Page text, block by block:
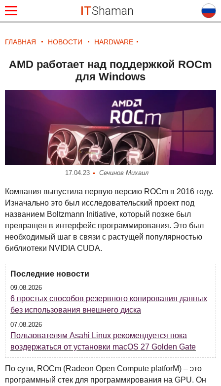
ITShaman
ГЛАВНАЯ НОВОСТИ HARDWARE
AMD работает над поддержкой ROCm
для Windows
17.04.23 Сечинов Михаил
Компания выпустила первую версию ROCm в 2016 году.
Изначально это был исследовательский проект под
названием Boltzmann Initiative, который позже был
превращен в интерфейс программирования. Это был
необходимый шаг в связи с растущей популярностью
библиотеки NVIDIA CUDA.
Последние новости
09.08.2026
6 простых способов резервного копирования данных
без использования внешнего диска
07.08.2026
Пользователям Asahi Linux рекомендуется пока
воздержаться от установки macOS 27 Golden Gate
По сути, ROCm (Radeon Open Compute platforM) – это
программный стек для программирования на GPU. Он